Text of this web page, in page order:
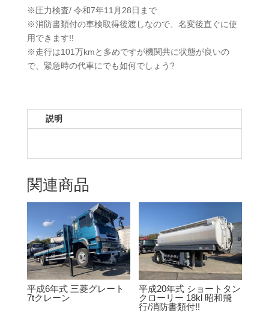
※圧力検査/ 令和7年11月28日まで
※消防書類付の車検取得後渡しなので、名変後直ぐに使
用できます!!
※走行は101万kmと多めですが機関共に状態が良いの
で、緊急時の代車にでも如何でしょう?
説明
関連商品
平成6年式 三菱グレート
7tクレーン
平成20年式 ショートタン
クローリー 18kl 昭和飛
行/消防書類付!!